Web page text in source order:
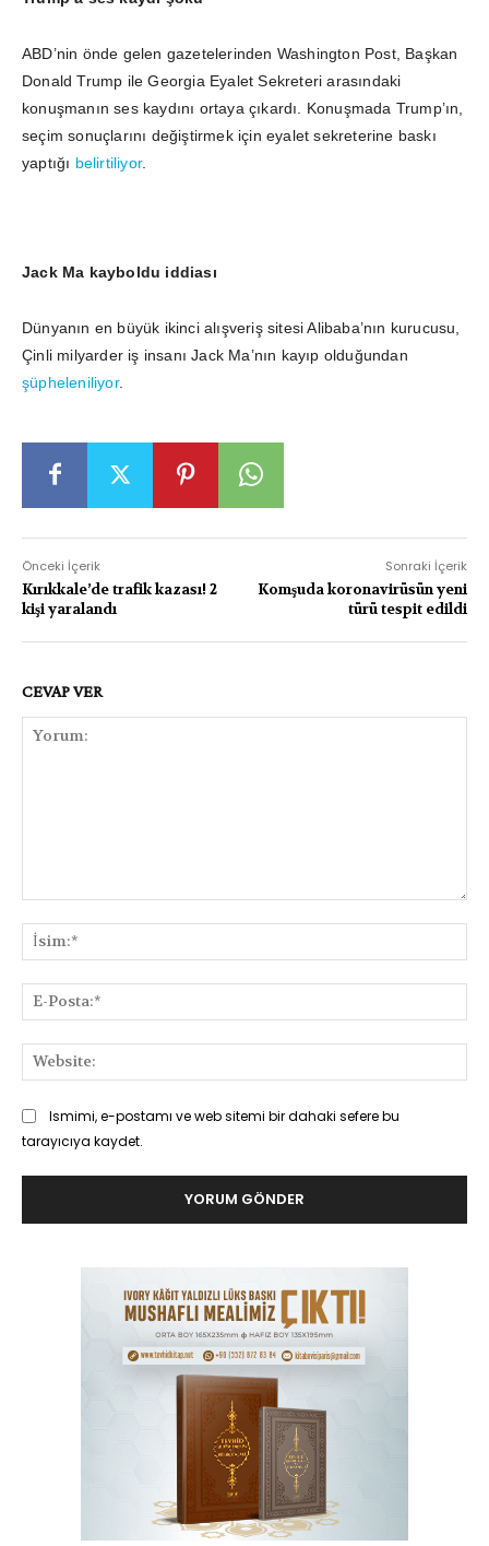
ABD’nin önde gelen gazetelerinden Washington Post, Başkan
Donald Trump ile Georgia Eyalet Sekreteri arasındaki
konuşmanın ses kaydını ortaya çıkardı. Konuşmada Trump’ın,
seçim sonuçlarını değiştirmek için eyalet sekreterine baskı
yaptığı belirtiliyor.
Jack Ma kayboldu iddiası
Dünyanın en büyük ikinci alışveriş sitesi Alibaba’nın kurucusu,
Çinli milyarder iş insanı Jack Ma’nın kayıp olduğundan
şüpheleniliyor.
Önceki İçerik
Kırıkkale’de trafik kazası! 2
kişi yaralandı
Sonraki İçerik
Komşuda koronavirüsün yeni
türü tespit edildi
CEVAP VER
Ismimi, e-postamı ve web sitemi bir dahaki sefere bu
tarayıcıya kaydet.